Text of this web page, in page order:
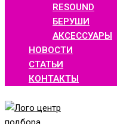
RESOUND
БЕРУШИ
АКСЕССУАРЫ
НОВОСТИ
СТАТЬИ
КОНТАКТЫ